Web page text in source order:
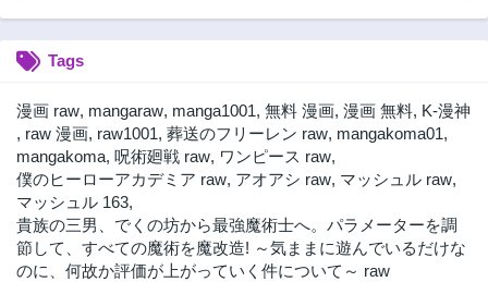
Tags
漫画 raw, mangaraw, manga1001, 無料 漫画, 漫画 無料, K-漫神
, raw 漫画, raw1001, 葬送のフリーレン raw, mangakoma01,
mangakoma, 呪術廻戦 raw, ワンピース raw,
僕のヒーローアカデミア raw, アオアシ raw, マッシュル raw,
マッシュル 163,
貴族の三男、でくの坊から最強魔術士へ。パラメーターを調
節して、すべての魔術を魔改造! ～気ままに遊んでいるだけな
のに、何故か評価が上がっていく件について～ raw